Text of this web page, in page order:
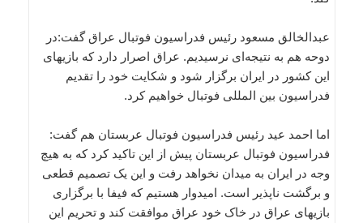
عبدالخالق مسعود رئیس فدراسیون فوتبال عراق گفت:در
دوحه هم به نتیجه‌ای نرسیدیم. عراق اصرار دارد که بازیهای
این کشور در ایران برگزار شود و شکایت خود را تقدیم
فدراسیون بین المللی فوتبال خواهیم کرد.
اما احمد عید رئیس فدراسیون فوتبال عربستان هم گفت:
فدراسیون فوتبال عربستان پیش از این تاکید کرد که به هیچ
وجه در ایران به میدان نخواهد رفت و این یک تصمیم قطعی
و برگشت ناپذیر است. امیدوار هستیم که فیفا با برگزاری
بازیهای عراق در خاک خود عراق موافقت کند و تحریم این